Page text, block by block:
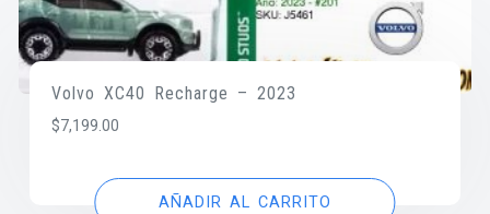
Volvo XC40 Recharge – 2023
$7,199.00
AÑADIR AL CARRITO